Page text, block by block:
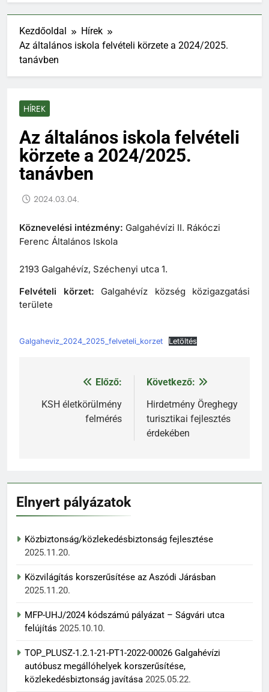
Kezdőoldal
Hírek
Az általános iskola felvételi körzete a 2024/2025.
tanávben
HÍREK
Az általános iskola felvételi
körzete a 2024/2025.
tanávben
2024.03.04.
Köznevelési intézmény: Galgahévízi II. Rákóczi
Ferenc Általános Iskola
2193 Galgahévíz, Széchenyi utca 1.
Felvételi körzet: Galgahévíz község közigazgatási
területe
Galgaheviz_2024_2025_felveteli_korzet Letöltés
Bejegyzés
navigáció
Előző:
KSH életkörülmény
felmérés
Következő:
Hirdetmény Öreghegy
turisztikai fejlesztés
érdekében
Elnyert pályázatok
Közbiztonság/közlekedésbiztonság fejlesztése
2025.11.20.
Közvilágítás korszerűsítése az Aszódi Járásban
2025.11.20.
MFP-UHJ/2024 kódszámú pályázat – Ságvári utca
felújítás 2025.10.10.
TOP_PLUSZ-1.2.1-21-PT1-2022-00026 Galgahévízi
autóbusz megállóhelyek korszerűsítése,
közlekedésbiztonság javítása 2025.05.22.